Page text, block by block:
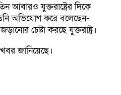
আবারও যুক্তরাষ্ট্রের দিকে
অভিযোগ করে বলেছেন-
চেষ্টা করছে যুক্তরাষ্ট্র।
জানিয়েছে।